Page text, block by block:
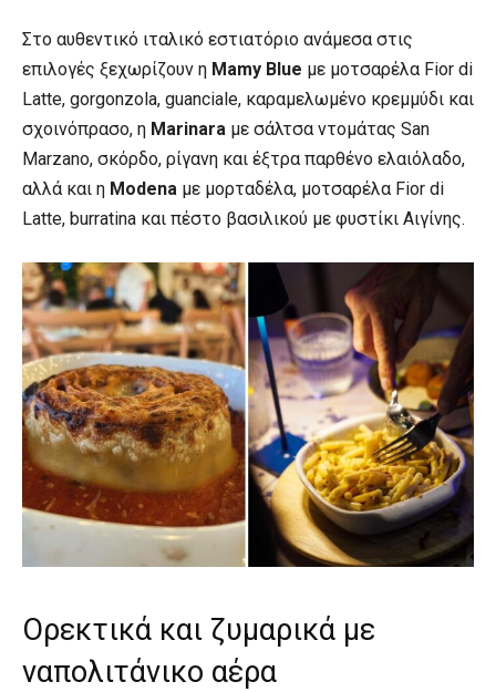
Στο αυθεντικό ιταλικό εστιατόριο ανάμεσα στις
επιλογές ξεχωρίζουν η Mamy Blue με μοτσαρέλα Fior di
Latte, gorgonzola, guanciale, καραμελωμένο κρεμμύδι και
σχοινόπρασο, η Marinara με σάλτσα ντομάτας San
Marzano, σκόρδο, ρίγανη και έξτρα παρθένο ελαιόλαδο,
αλλά και η Modena με μορταδέλα, μοτσαρέλα Fior di
Latte, burratina και πέστο βασιλικού με φυστίκι Αιγίνης.
Ορεκτικά και ζυμαρικά με
ναπολιτάνικο αέρα